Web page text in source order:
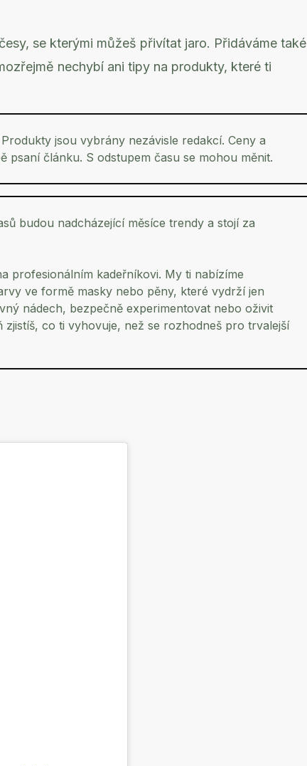
se kterými můžeš přivítat jaro. Přidáváme také
nechybí ani tipy na produkty, které ti
jsou vybrány nezávisle redakcí. Ceny a
psaní článku. S odstupem času se mohou měnit.
budou nadcházející měsíce trendy a stojí za
profesionálním kadeřníkovi. My ti nabízíme
ve formě masky nebo pěny, které vydrží jen
nádech, bezpečně experimentovat nebo oživit
co ti vyhovuje, než se rozhodneš pro trvalejší